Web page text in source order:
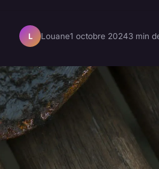
L Louane1 octobre 20243 min